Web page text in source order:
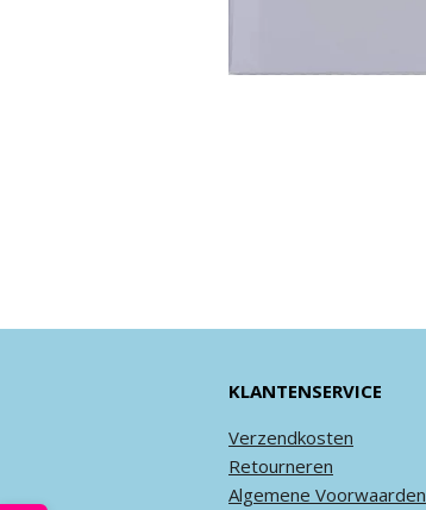
KLANTENSERVICE
Verzendkosten
Retourneren
Algemene Voorwaarden